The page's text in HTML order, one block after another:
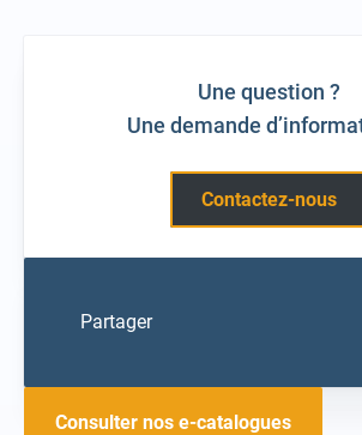
Une question ?
Une demande
Contactez-nous
Partager
Consulter nos e-catalogues